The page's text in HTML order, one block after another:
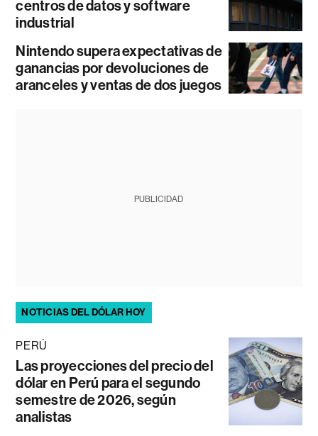
centros de datos y software
industrial
Nintendo supera expectativas de
ganancias por devoluciones de
aranceles y ventas de dos juegos
PUBLICIDAD
NOTICIAS DEL DÓLAR HOY
PERÚ
Las proyecciones del precio del
dólar en Perú para el segundo
semestre de 2026, según
analistas